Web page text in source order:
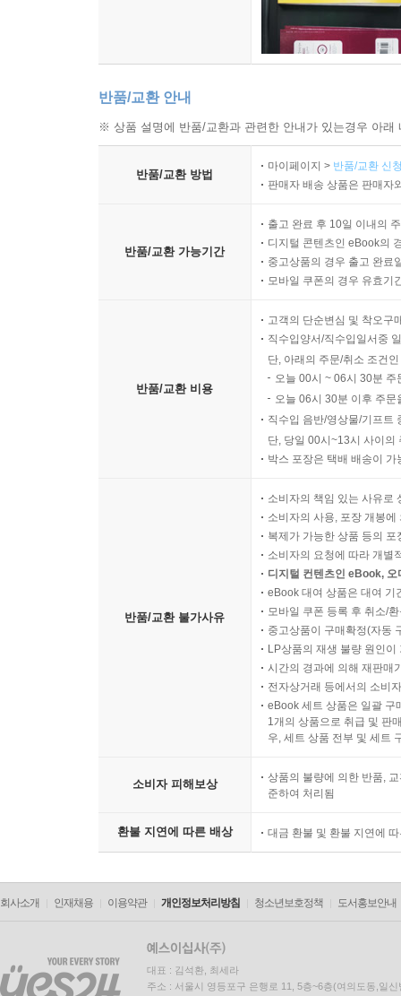
반품/교환 안내
※ 상품 설명에 반품/교환과 관련한 안내가 있는경우 아
반품/교환 방법
마이페이지 > 반품/교환 신
판매자 배송 상품은 판매자
반품/교환 가능기간
출고 완료 후 10일 이내의
디지털 콘텐츠인 eBook의
중고상품의 경우 출고 완료
모바일 쿠폰의 경우 유효기
반품/교환 비용
고객의 단순변심 및 착오구
직수입양서/직수입일서중
단, 아래의 주문/취소 조건
오늘 00시 ~ 06시 30분
오늘 06시 30분 이후 주
직수입 음반/영상물/기프트
단, 당일 00시~13시 사이의
박스 포장은 택배 배송이
반품/교환 불가사유
소비자의 책임 있는 사유로
소비자의 사용, 포장 개봉
복제가 가능한 상품 등의
소비자의 요청에 따라 개별
디지털 컨텐츠인 eBook,
eBook 대여 상품은 대여 기
모바일 쿠폰 등록 후 취소/
중고상품이 구매확정(자동
LP상품의 재생 불량 원인
시간의 경과에 의해 재판매
전자상거래 등에서의 소비
eBook 세트 상품은 일괄 구
1개의 상품으로 취급 및 판
우, 세트 상품 전부 및 세트
소비자 피해보상
상품의 불량에 의한 반품,
준하여 처리됨
환불 지연에 따른 배상 대금 환불 및 환불 지연에
회사소개 인재채용 이용약관 개인정보처리방침 청소년보호정책 도서홍보안내
대표 : 김석환, 최세라
주소 : 서울시 영등포구 은행로 11, 5층~6층(여의도동,일신